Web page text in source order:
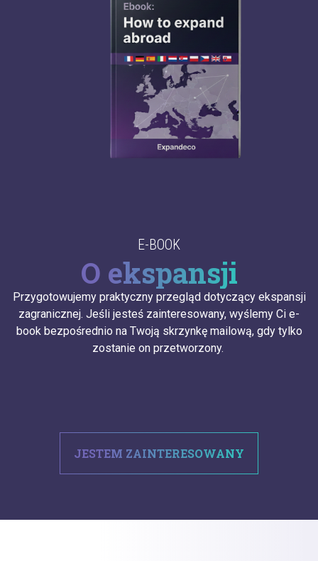
E-BOOK
O ekspansji
Przygotowujemy praktyczny przegląd dotyczący ekspansji
zagranicznej. Jeśli jesteś zainteresowany, wyślemy Ci e-
book bezpośrednio na Twoją skrzynkę mailową, gdy tylko
zostanie on przetworzony.
JESTEM ZAINTERESOWANY